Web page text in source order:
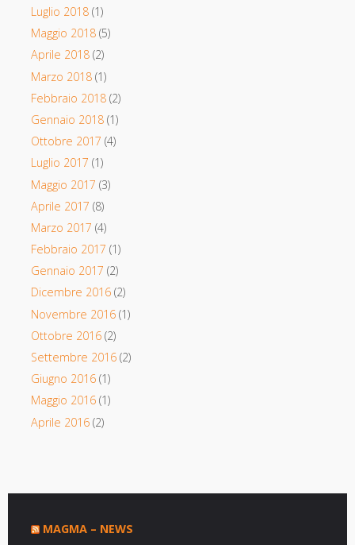
Luglio 2018(1)
Maggio 2018(5)
Aprile 2018(2)
Marzo 2018(1)
Febbraio 2018(2)
Gennaio 2018(1)
Ottobre 2017 (4)
Luglio 2017 (1)
Maggio 2017 (3)
Aprile 2017 (8)
Marzo 2017 (4)
Febbraio 2017 (1)
Gennaio 2017 (2)
Dicembre 2016(2)
Novembre 2016(1)
Ottobre 2016(2)
Settembre 2016(2)
Giugno 2016(1)
Maggio 2016(1)
Aprile 2016(2)
MAGMA – NEWS